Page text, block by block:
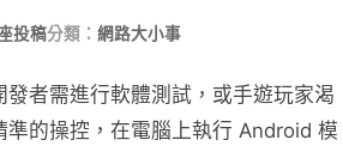
投稿分類： 網路大小事
發者需進行軟體測試，或手遊玩家渴
準的操控，在電腦上執行 Android 模